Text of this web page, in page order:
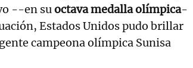
--en suoctava medalla olímpica-
Estados Unidos pudo brillar
campeona olímpica Sunisa